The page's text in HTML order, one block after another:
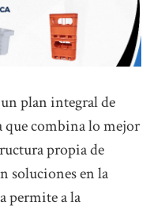
plan integral de
combina lo mejor
propia de
soluciones en la
permite a la